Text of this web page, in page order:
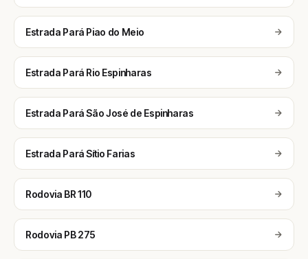
Estrada Pará Piao do Meio
Estrada Pará Rio Espinharas
Estrada Pará São José de Espinharas
Estrada Pará Sítio Farias
Rodovia BR 110
Rodovia PB 275